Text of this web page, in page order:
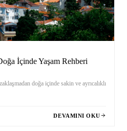
İçinde Yaşam Rehberi
doğa içinde sakin ve ayrıcalıklı
DEVAMINI OKU